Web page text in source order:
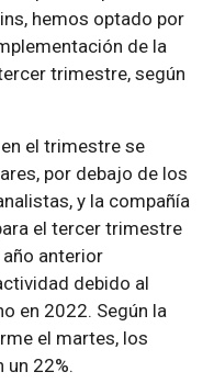
hemos optado por
de la
trimestre, según
el trimestre se
por debajo de los
y la compañía
el tercer trimestre
anterior
debido al
en 2022. Según la
el martes, los
un 22%.